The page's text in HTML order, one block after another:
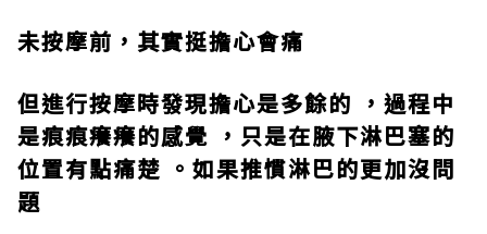
未按摩前，其實挺擔心會痛
但進行按摩時發現擔心是多餘的 ，過程中
是痕痕癢癢的感覺 ，只是在腋下淋巴塞的
位置有點痛楚 。如果推慣淋巴的更加沒問
題